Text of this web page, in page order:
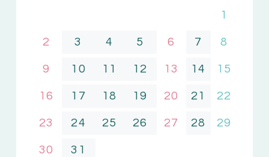
1
2 3 4 5 6 7 8
9 10 11 12 13 14 15
16 17 18 19 20 21 22
23 24 25 26 27 28 29
30 31